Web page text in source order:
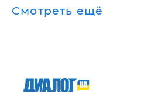
Смотреть ещё